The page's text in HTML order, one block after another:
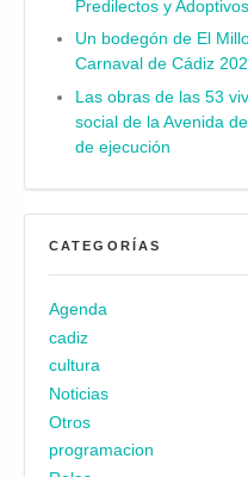
Predilectos y
Un bodegón de El
Carnaval de Cádiz
Las obras de las 53
social de la Avenida
de ejecución
CATEGORÍAS
Agenda
cadiz
cultura
Noticias
Otros
programacion